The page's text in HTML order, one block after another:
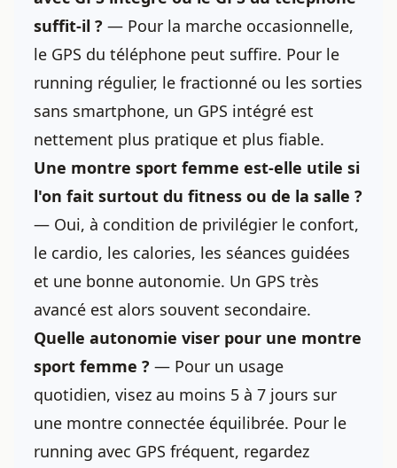
suffit-il ? — Pour la marche occasionnelle,
le GPS du téléphone peut suffire. Pour le
running régulier, le fractionné ou les sorties
sans smartphone, un GPS intégré est
nettement plus pratique et plus fiable.
Une montre sport femme est-elle utile si
l'on fait surtout du fitness ou de la salle ?
— Oui, à condition de privilégier le confort,
le cardio, les calories, les séances guidées
et une bonne autonomie. Un GPS très
avancé est alors souvent secondaire.
Quelle autonomie viser pour une montre
sport femme ? — Pour un usage
quotidien, visez au moins 5 à 7 jours sur
une montre connectée équilibrée. Pour le
running avec GPS fréquent, regardez